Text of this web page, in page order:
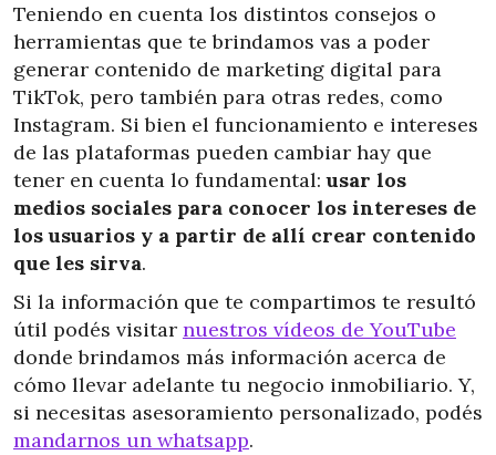
Teniendo en cuenta los distintos consejos o
herramientas que te brindamos vas a poder
generar contenido de marketing digital para
TikTok, pero también para otras redes, como
Instagram. Si bien el funcionamiento e intereses
de las plataformas pueden cambiar hay que
tener en cuenta lo fundamental:usar los
medios sociales para conocer los intereses de
los usuarios y a partir de allí crear contenido
que les sirva.
Si la información que te compartimos te resultó
útil podés visitar nuestros vídeos de YouTube
donde brindamos más información acerca de
cómo llevar adelante tu negocio inmobiliario. Y,
si necesitas asesoramiento personalizado, podés
mandarnos un whatsapp.